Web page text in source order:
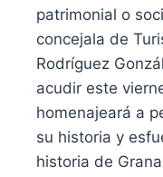
patrimonial o
concejala de
Rodríguez
acudir este
homenajeará a
su historia y
historia de